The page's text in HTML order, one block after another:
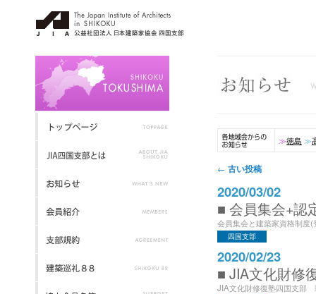
≫徳島 ≫
投稿ナビゲーション
← 古い投稿
2020/03/02
■ 会員集会+認
会員集会と建築家資格制度
四国支部
2020/02/23
■ JIA文化財修
JIA文化財修復塾四国支部